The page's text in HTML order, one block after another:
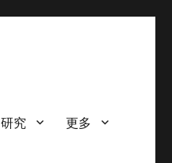
研究 更多